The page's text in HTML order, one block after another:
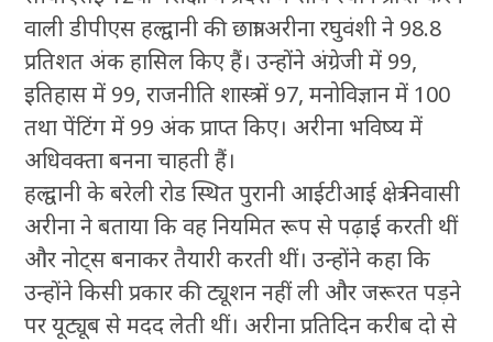
वाली डीपीएस हल्द्वानी की छात्रा अरीना रघुवंशी ने 98.8
प्रतिशत अंक हासिल किए हैं। उन्होंने अंग्रेजी में 99,
इतिहास में 99, राजनीति शास्त्र में 97, मनोविज्ञान में 100
तथा पेंटिंग में 99 अंक प्राप्त किए। अरीना भविष्य में
अधिवक्ता बनना चाहती हैं।
हल्द्वानी के बरेली रोड स्थित पुरानी आईटीआई क्षेत्र निवासी
अरीना ने बताया कि वह नियमित रूप से पढ़ाई करती थीं
और नोट्स बनाकर तैयारी करती थीं। उन्होंने कहा कि
उन्होंने किसी प्रकार की ट्यूशन नहीं ली और जरूरत पड़ने
पर यूट्यूब से मदद लेती थीं। अरीना प्रतिदिन करीब दो से